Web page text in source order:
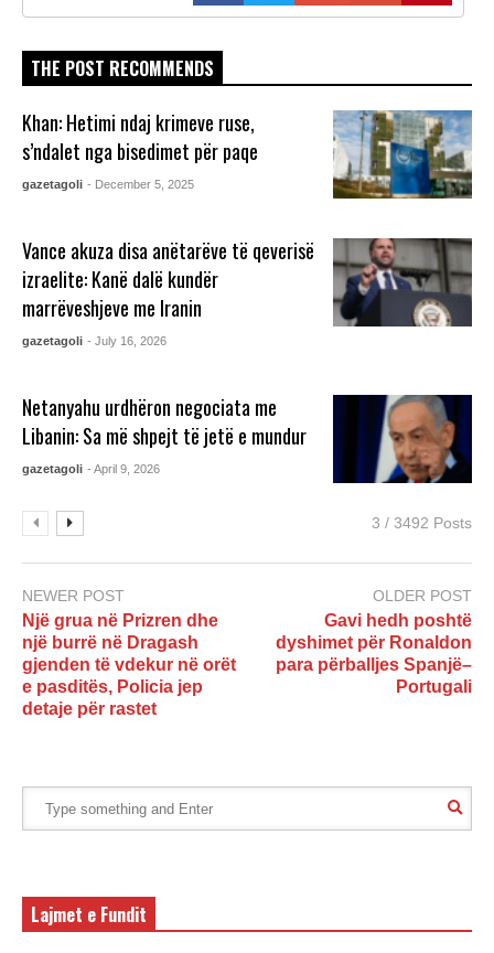
THE POST RECOMMENDS
Khan: Hetimi ndaj krimeve ruse,
s’ndalet nga bisedimet për paqe
gazetagoli - December 5, 2025
Vance akuza disa anëtarëve të qeverisë
izraelite: Kanë dalë kundër
marrëveshjeve me Iranin
gazetagoli - July 16, 2026
Netanyahu urdhëron negociata me
Libanin: Sa më shpejt të jetë e mundur
gazetagoli - April 9, 2026
3 / 3492 Posts
NEWER POST
Një grua në Prizren dhe
një burrë në Dragash
gjenden të vdekur në orët
e pasditës, Policia jep
detaje për rastet
OLDER POST
Gavi hedh poshtë
dyshimet për Ronaldon
para përballjes Spanjë–
Portugali
Lajmet e Fundit